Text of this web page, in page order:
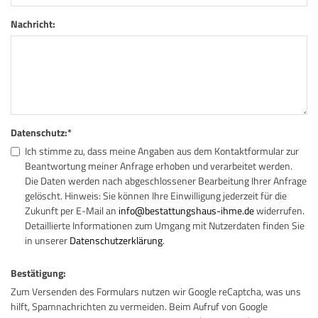
Nachricht:
Datenschutz:*
Ich stimme zu, dass meine Angaben aus dem Kontaktformular zur
Beantwortung meiner Anfrage erhoben und verarbeitet werden.
Die Daten werden nach abgeschlossener Bearbeitung Ihrer Anfrage
gelöscht. Hinweis: Sie können Ihre Einwilligung jederzeit für die
Zukunft per E-Mail an info@bestattungshaus-ihme.dewiderrufen.
Detaillierte Informationen zum Umgang mit Nutzerdaten finden Sie
in unsererDatenschutzerklärung.
Bestätigung:
Zum Versenden des Formulars nutzen wir Google reCaptcha, was uns
hilft, Spamnachrichten zu vermeiden. Beim Aufruf von Google